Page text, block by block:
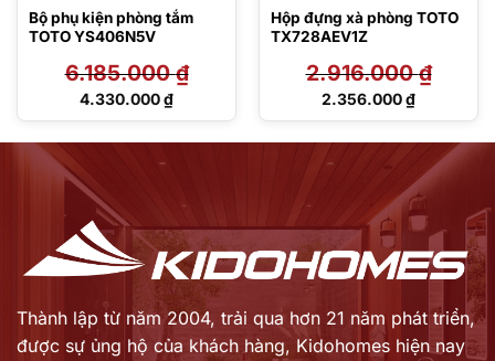
Bộ phụ kiện phòng tắm
TOTO YS406N5V
6.185.000₫
Giá
4.330.000₫
Giá
Hộp đựng xà phòng TOTO
TX728AEV1Z
2.916.000₫
Giá
2.916.000 ₫.
2.356.000₫
Giá
2.356.000 ₫.
Thành lập từ năm 2004, trải qua hơn 21 năm phát triển,
được sự ủng hộ của khách hàng, Kidohomes hiện nay